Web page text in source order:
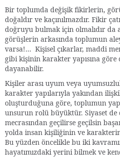
Bir toplumda değişik fikirlerin,
doğaldır ve kaçınılmazdır. Fikir
doğruyu bulmak için olmalıdır da
görüşlerin arkasında toplumun
varsa!… Kişisel çıkarlar, maddi
gibi kişinin karakter yapısına göre
dayanabilir.
Kişiler arası uyum veya
karakter yapılarıyla yakından
oluşturduğuna göre, toplumun
unsurun rolü büyüktür. Siyaset de
mecrasından geçilirse geçilsin
yolda insan kişiliğinin ve
Bu yüzden öncelikle bu iki
hayatımızdaki yerini bilmek ve